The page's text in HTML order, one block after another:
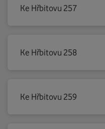
Ke Hřbitovu 257
Ke Hřbitovu 258
Ke Hřbitovu 259